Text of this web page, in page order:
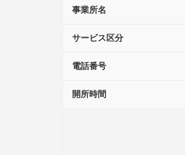
事業所名
サービス区分
電話番号
開所時間